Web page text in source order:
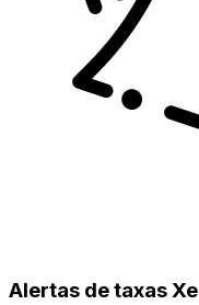
Alertas de taxas Xe